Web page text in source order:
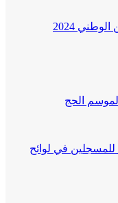
2024
لموسم الحج
في لوائح